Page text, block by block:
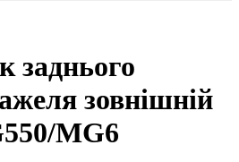
заднього
зовнішній
MG6